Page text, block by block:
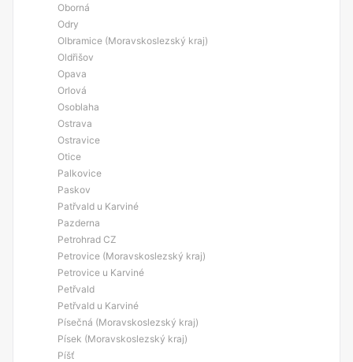
Oborná
Odry
Olbramice (Moravskoslezský kraj)
Oldřišov
Opava
Orlová
Osoblaha
Ostrava
Ostravice
Otice
Palkovice
Paskov
Patřvald u Karviné
Pazderna
Petrohrad CZ
Petrovice (Moravskoslezský kraj)
Petrovice u Karviné
Petřvald
Petřvald u Karviné
Písečná (Moravskoslezský kraj)
Písek (Moravskoslezský kraj)
Píšť